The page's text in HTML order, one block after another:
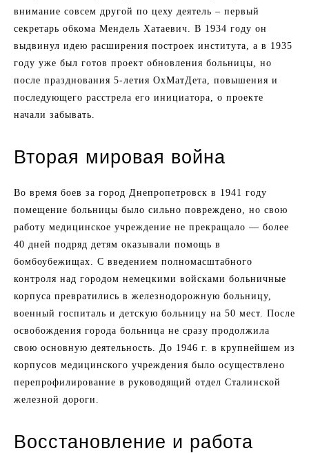
внимание совсем другой по цеху деятель – первый
секретарь обкома Мендель Хатаевич. В 1934 году он
выдвинул идею расширения построек института, а в 1935
году уже был готов проект обновления больницы, но
после празднования 5-летия ОхМатДета, повышения и
последующего расстрела его инициатора, о проекте
начали забывать.
Вторая мировая война
Во время боев за город Днепропетровск в 1941 году
помещение больницы было сильно повреждено, но свою
работу медицинское учреждение не прекращало — более
40 дней подряд детям оказывали помощь в
бомбоубежищах. С введением полномасштабного
контроля над городом немецкими войсками больничные
корпуса превратились в железнодорожную больницу,
военный госпиталь и детскую больницу на 50 мест. После
освобождения города больница не сразу продолжила
свою основную деятельность. До 1946 г. в крупнейшем из
корпусов медицинского учреждения было осуществлено
перепрофилирование в руководящий отдел Сталинской
железной дороги.
Восстановление и работа